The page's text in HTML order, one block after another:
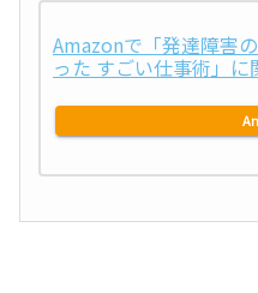
Amazonで「発達障害
った すごい仕事術」に